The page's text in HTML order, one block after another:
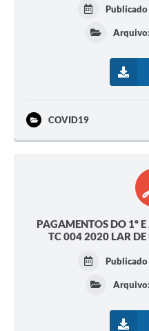
Publicado
Arquivo:
COVID19
PAGAMENTOS DO 1º
TC 004 2020 LAR DE
Publicado
Arquivo: